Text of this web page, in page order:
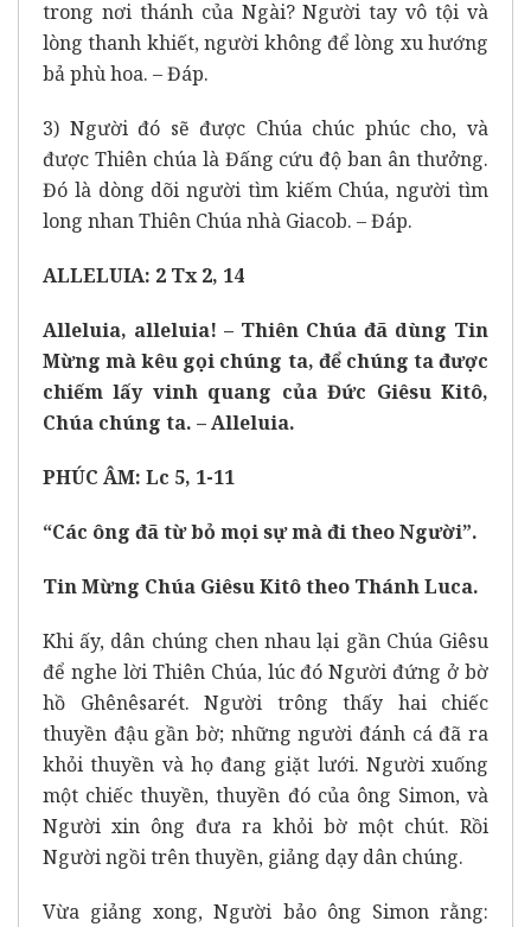
trong nơi thánh của Ngài? Người tay vô tội và
lòng thanh khiết, người không để lòng xu hướng
bả phù hoa. – Đáp.
3) Người đó sẽ được Chúa chúc phúc cho, và
được Thiên chúa là Đấng cứu độ ban ân thưởng.
Đó là dòng dõi người tìm kiếm Chúa, người tìm
long nhan Thiên Chúa nhà Giacob. – Đáp.
ALLELUIA: 2 Tx 2, 14
Alleluia, alleluia! – Thiên Chúa đã dùng Tin
Mừng mà kêu gọi chúng ta, để chúng ta được
chiếm lấy vinh quang của Đức Giêsu Kitô,
Chúa chúng ta. – Alleluia.
PHÚC ÂM: Lc 5, 1-11
“Các ông đã từ bỏ mọi sự mà đi theo Người”.
Tin Mừng Chúa Giêsu Kitô theo Thánh Luca.
Khi ấy, dân chúng chen nhau lại gần Chúa Giêsu
để nghe lời Thiên Chúa, lúc đó Người đứng ở bờ
hồ Ghênêsarét. Người trông thấy hai chiếc
thuyền đậu gần bờ; những người đánh cá đã ra
khỏi thuyền và họ đang giặt lưới. Người xuống
một chiếc thuyền, thuyền đó của ông Simon, và
Người xin ông đưa ra khỏi bờ một chút. Rồi
Người ngồi trên thuyền, giảng dạy dân chúng.
Vừa giảng xong, Người bảo ông Simon rằng: